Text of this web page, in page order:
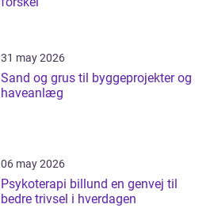
31 may 2026
Sand og grus til byggeprojekter og
haveanlæg
06 may 2026
Psykoterapi billund en genvej til
bedre trivsel i hverdagen